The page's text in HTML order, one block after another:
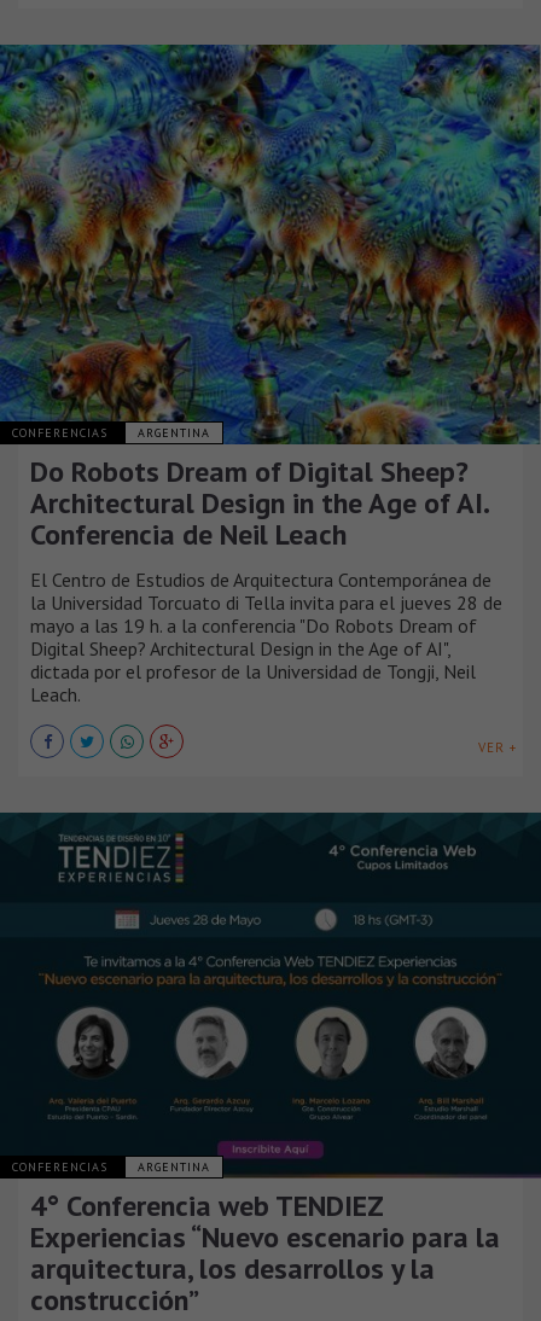
CONFERENCIAS ARGENTINA
Do Robots Dream of Digital Sheep?
Architectural Design in the Age of AI.
Conferencia de Neil Leach
El Centro de Estudios de Arquitectura Contemporánea de
la Universidad Torcuato di Tella invita para el jueves 28 de
mayo a las 19 h. a la conferencia "Do Robots Dream of
Digital Sheep? Architectural Design in the Age of AI",
dictada por el profesor de la Universidad de Tongji, Neil
Leach.
VER +
CONFERENCIAS ARGENTINA
4° Conferencia web TENDIEZ
Experiencias “Nuevo escenario para la
arquitectura, los desarrollos y la
construcción”